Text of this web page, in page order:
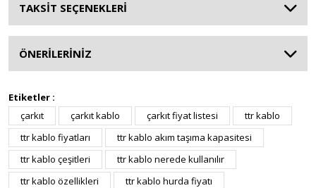
TAKSİT SEÇENEKLERİ
ÖNERİLERİNİZ
Etiketler :
çarkıt
çarkıt kablo çarkıt fiyat listesi
ttr kablo
ttr kablo fiyatları
ttr kablo akım taşıma kapasitesi
ttr kablo çeşitleri
ttr kablo nerede kullanılır
ttr kablo özellikleri
ttr kablo hurda fiyatı